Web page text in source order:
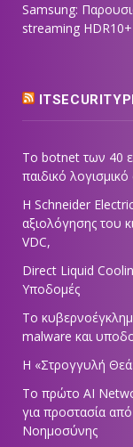
Samsung:
streaming
Το botnet των 40
παιδικό
Η Schneider
αξιολόγησης του
VDC,
Direct Liquid
Υποδομές
Το
malware και
Η «Στρογγυλή
Tο πρώτο AI
για προστασία
Νοημοσύνης